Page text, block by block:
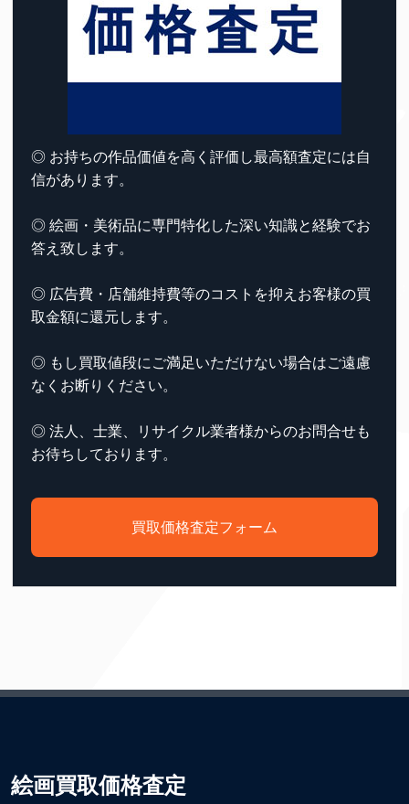
◎ お持ちの作品価値を高く評価し最高額査定には自
信があります。
◎ 絵画・美術品に専門特化した深い知識と経験でお
答え致します。
◎ 広告費・店舗維持費等のコストを抑えお客様の買
取金額に還元します。
◎ もし買取値段にご満足いただけない場合はご遠慮
なくお断りください。
◎ 法人、士業、リサイクル業者様からのお問合せも
お待ちしております。
買取価格査定フォーム
絵画買取価格査定